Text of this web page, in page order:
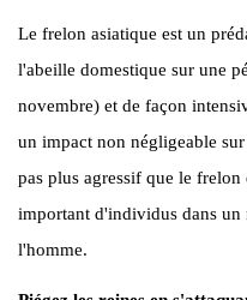
Le frelon asiatique est un
l'abeille domestique sur une
novembre) et de façon
un impact non négligeable
pas plus agressif que le
important d'individus dans
l'homme.